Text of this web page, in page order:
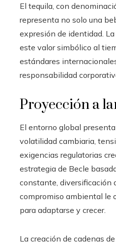
El tequila, con
representa no solo una
expresión de identidad.
este valor simbólico al
estándares
responsabilidad
Proyección a
El entorno global
volatilidad cambiaria,
exigencias regulatorias
estrategia de Becle
constante, diversificación
compromiso ambiental le
para adaptarse y crecer.
La creación de cadenas